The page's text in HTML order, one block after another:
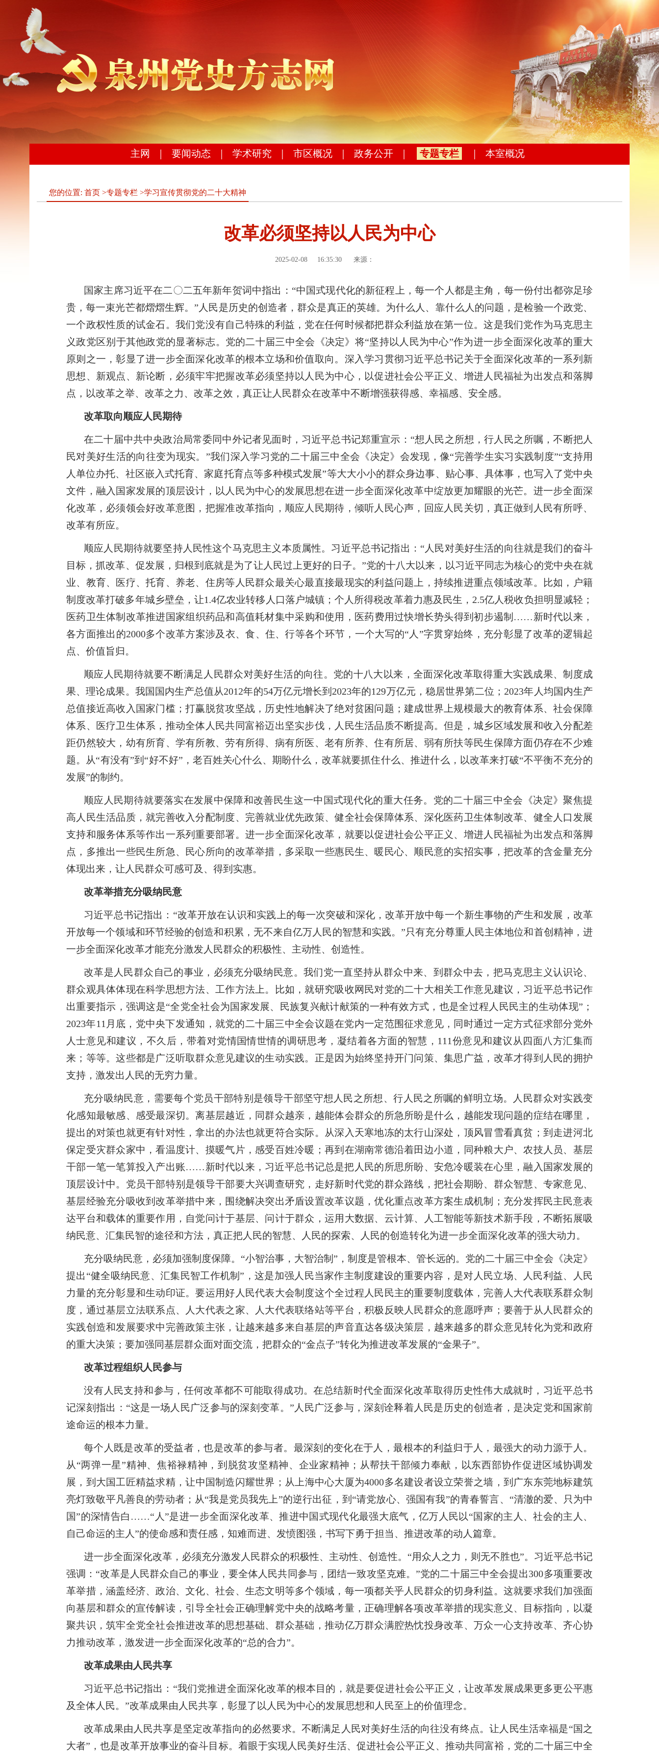
主网 要闻动态 学术研究 市区概况 政务公开 专题专栏 本室概况
您的位置: 首页 >专题专栏 >学习宣传贯彻党的二十大精神
改革必须坚持以人民为中心
2025-02-08 16:35:30 来源：
国家主席习近平在二〇二五年新年贺词中指出：“中国式现代化的新征程上，每一个人都是主角，每一份付出都弥足珍
贵，每一束光芒都熠熠生辉。”人民是历史的创造者，群众是真正的英雄。为什么人、靠什么人的问题，是检验一个政党、
一个政权性质的试金石。我们党没有自己特殊的利益，党在任何时候都把群众利益放在第一位。这是我们党作为马克思主
义政党区别于其他政党的显著标志。党的二十届三中全会《决定》将“坚持以人民为中心”作为进一步全面深化改革的重大
原则之一，彰显了进一步全面深化改革的根本立场和价值取向。深入学习贯彻习近平总书记关于全面深化改革的一系列新
思想、新观点、新论断，必须牢牢把握改革必须坚持以人民为中心，以促进社会公平正义、增进人民福祉为出发点和落脚
点，以改革之举、改革之力、改革之效，真正让人民群众在改革中不断增强获得感、幸福感、安全感。
改革取向顺应人民期待
在二十届中共中央政治局常委同中外记者见面时，习近平总书记郑重宣示：“想人民之所想，行人民之所嘱，不断把人
民对美好生活的向往变为现实。”我们深入学习党的二十届三中全会《决定》会发现，像“完善学生实习实践制度”“支持用
人单位办托、社区嵌入式托育、家庭托育点等多种模式发展”等大大小小的群众身边事、贴心事、具体事，也写入了党中央
文件，融入国家发展的顶层设计，以人民为中心的发展思想在进一步全面深化改革中绽放更加耀眼的光芒。进一步全面深
化改革，必须领会好改革意图，把握准改革指向，顺应人民期待，倾听人民心声，回应人民关切，真正做到人民有所呼、
改革有所应。
顺应人民期待就要坚持人民性这个马克思主义本质属性。习近平总书记指出：“人民对美好生活的向往就是我们的奋斗
目标，抓改革、促发展，归根到底就是为了让人民过上更好的日子。”党的十八大以来，以习近平同志为核心的党中央在就
业、教育、医疗、托育、养老、住房等人民群众最关心最直接最现实的利益问题上，持续推进重点领域改革。比如，户籍
制度改革打破多年城乡壁垒，让1.4亿农业转移人口落户城镇；个人所得税改革着力惠及民生，2.5亿人税收负担明显减轻；
医药卫生体制改革推进国家组织药品和高值耗材集中采购和使用，医药费用过快增长势头得到初步遏制……新时代以来，
各方面推出的2000多个改革方案涉及衣、食、住、行等各个环节，一个大写的“人”字贯穿始终，充分彰显了改革的逻辑起
点、价值旨归。
顺应人民期待就要不断满足人民群众对美好生活的向往。党的十八大以来，全面深化改革取得重大实践成果、制度成
果、理论成果。我国国内生产总值从2012年的54万亿元增长到2023年的129万亿元，稳居世界第二位；2023年人均国内生产
总值接近高收入国家门槛；打赢脱贫攻坚战，历史性地解决了绝对贫困问题；建成世界上规模最大的教育体系、社会保障
体系、医疗卫生体系，推动全体人民共同富裕迈出坚实步伐，人民生活品质不断提高。但是，城乡区域发展和收入分配差
距仍然较大，幼有所育、学有所教、劳有所得、病有所医、老有所养、住有所居、弱有所扶等民生保障方面仍存在不少难
题。从“有没有”到“好不好”，老百姓关心什么、期盼什么，改革就要抓住什么、推进什么，以改革来打破“不平衡不充分的
发展”的制约。
顺应人民期待就要落实在发展中保障和改善民生这一中国式现代化的重大任务。党的二十届三中全会《决定》聚焦提
高人民生活品质，就完善收入分配制度、完善就业优先政策、健全社会保障体系、深化医药卫生体制改革、健全人口发展
支持和服务体系等作出一系列重要部署。进一步全面深化改革，就要以促进社会公平正义、增进人民福祉为出发点和落脚
点，多推出一些民生所急、民心所向的改革举措，多采取一些惠民生、暖民心、顺民意的实招实事，把改革的含金量充分
体现出来，让人民群众可感可及、得到实惠。
改革举措充分吸纳民意
习近平总书记指出：“改革开放在认识和实践上的每一次突破和深化，改革开放中每一个新生事物的产生和发展，改革
开放每一个领域和环节经验的创造和积累，无不来自亿万人民的智慧和实践。”只有充分尊重人民主体地位和首创精神，进
一步全面深化改革才能充分激发人民群众的积极性、主动性、创造性。
改革是人民群众自己的事业，必须充分吸纳民意。我们党一直坚持从群众中来、到群众中去，把马克思主义认识论、
群众观具体体现在科学思想方法、工作方法上。比如，就研究吸收网民对党的二十大相关工作意见建议，习近平总书记作
出重要指示，强调这是“全党全社会为国家发展、民族复兴献计献策的一种有效方式，也是全过程人民民主的生动体现”；
2023年11月底，党中央下发通知，就党的二十届三中全会议题在党内一定范围征求意见，同时通过一定方式征求部分党外
人士意见和建议，不久后，带着对党情国情世情的调研思考，凝结着各方面的智慧，111份意见和建议从四面八方汇集而
来；等等。这些都是广泛听取群众意见建议的生动实践。正是因为始终坚持开门问策、集思广益，改革才得到人民的拥护
支持，激发出人民的无穷力量。
充分吸纳民意，需要每个党员干部特别是领导干部坚守想人民之所想、行人民之所嘱的鲜明立场。人民群众对实践变
化感知最敏感、感受最深切。离基层越近，同群众越亲，越能体会群众的所急所盼是什么，越能发现问题的症结在哪里，
提出的对策也就更有针对性，拿出的办法也就更符合实际。从深入天寒地冻的太行山深处，顶风冒雪看真贫；到走进河北
保定受灾群众家中，看温度计、摸暖气片，感受百姓冷暖；再到在湖南常德沿着田边小道，同种粮大户、农技人员、基层
干部一笔一笔算投入产出账……新时代以来，习近平总书记总是把人民的所思所盼、安危冷暖装在心里，融入国家发展的
顶层设计中。党员干部特别是领导干部要大兴调查研究，走好新时代党的群众路线，把社会期盼、群众智慧、专家意见、
基层经验充分吸收到改革举措中来，围绕解决突出矛盾设置改革议题，优化重点改革方案生成机制；充分发挥民主民意表
达平台和载体的重要作用，自觉问计于基层、问计于群众，运用大数据、云计算、人工智能等新技术新手段，不断拓展吸
纳民意、汇集民智的途径和方法，真正把人民的智慧、人民的探索、人民的创造转化为进一步全面深化改革的强大动力。
充分吸纳民意，必须加强制度保障。“小智治事，大智治制”，制度是管根本、管长远的。党的二十届三中全会《决定》
提出“健全吸纳民意、汇集民智工作机制”，这是加强人民当家作主制度建设的重要内容，是对人民立场、人民利益、人民
力量的充分彰显和生动印证。要运用好人民代表大会制度这个全过程人民民主的重要制度载体，完善人大代表联系群众制
度，通过基层立法联系点、人大代表之家、人大代表联络站等平台，积极反映人民群众的意愿呼声；要善于从人民群众的
实践创造和发展要求中完善政策主张，让越来越多来自基层的声音直达各级决策层，越来越多的群众意见转化为党和政府
的重大决策；要加强同基层群众面对面交流，把群众的“金点子”转化为推进改革发展的“金果子”。
改革过程组织人民参与
没有人民支持和参与，任何改革都不可能取得成功。在总结新时代全面深化改革取得历史性伟大成就时，习近平总书
记深刻指出：“这是一场人民广泛参与的深刻变革。”人民广泛参与，深刻诠释着人民是历史的创造者，是决定党和国家前
途命运的根本力量。
每个人既是改革的受益者，也是改革的参与者。最深刻的变化在于人，最根本的利益归于人，最强大的动力源于人。
从“两弹一星”精神、焦裕禄精神，到脱贫攻坚精神、企业家精神；从帮扶干部倾力奉献，以东西部协作促进区域协调发
展，到大国工匠精益求精，让中国制造闪耀世界；从上海中心大厦为4000多名建设者设立荣誉之墙，到广东东莞地标建筑
亮灯致敬平凡善良的劳动者；从“我是党员我先上”的逆行出征，到“请党放心、强国有我”的青春誓言、“清澈的爱、只为中
国”的深情告白……“人”是进一步全面深化改革、推进中国式现代化最强大底气，亿万人民以“国家的主人、社会的主人、
自己命运的主人”的使命感和责任感，知难而进、发愤图强，书写下勇于担当、推进改革的动人篇章。
进一步全面深化改革，必须充分激发人民群众的积极性、主动性、创造性。“用众人之力，则无不胜也”。习近平总书记
强调：“改革是人民群众自己的事业，要全体人民共同参与，团结一致攻坚克难。”党的二十届三中全会提出300多项重要改
革举措，涵盖经济、政治、文化、社会、生态文明等多个领域，每一项都关乎人民群众的切身利益。这就要求我们加强面
向基层和群众的宣传解读，引导全社会正确理解党中央的战略考量，正确理解各项改革举措的现实意义、目标指向，以凝
聚共识，筑牢全党全社会推进改革的思想基础、群众基础，推动亿万群众满腔热忱投身改革、万众一心支持改革、齐心协
力推动改革，激发进一步全面深化改革的“总的合力”。
改革成果由人民共享
习近平总书记指出：“我们党推进全面深化改革的根本目的，就是要促进社会公平正义，让改革发展成果更多更公平惠
及全体人民。”改革成果由人民共享，彰显了以人民为中心的发展思想和人民至上的价值理念。
改革成果由人民共享是坚定改革指向的必然要求。不断满足人民对美好生活的向往没有终点。让人民生活幸福是“国之
大者”，也是改革开放事业的奋斗目标。着眼于实现人民美好生活、促进社会公平正义、推动共同富裕，党的二十届三中全